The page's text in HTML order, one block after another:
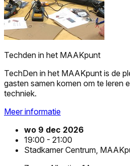
Techden in het MAAKpunt
TechDen in het MAAKpunt is de
gasten samen komen om te leren
techniek.
Meer informatie
wo 9 dec 2026
19:00 - 21:00
Stadkamer Centrum,